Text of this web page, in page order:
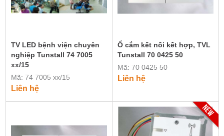
TV LED bệnh viện chuyên
nghiệp Tunstall 74 7005
xx/15
Mã: 74 7005 xx/15
Liên hệ
Ổ cắm kết nối kết hợp, TVL
Tunstall 70 0425 50
Mã: 70 0425 50
Liên hệ